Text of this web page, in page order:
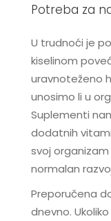
Potreba za
U trudnoći je
kiselinom
uravnoteženo
unosimo li u
Suplementi
dodatnih
svoj
normalan
Preporučena
dnevno.